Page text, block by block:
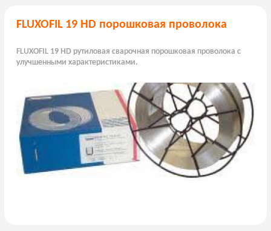
FLUXOFIL 19 HD порошковая проволока
FLUXOFIL 19 HD рутиловая сварочная порошковая проволока с
улучшенными характеристиками.